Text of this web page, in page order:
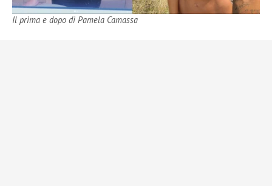
Il prima e dopo di Pamela Camassa